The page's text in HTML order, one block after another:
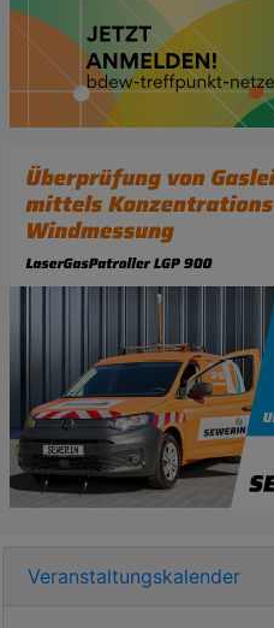
Veranstaltungskalender